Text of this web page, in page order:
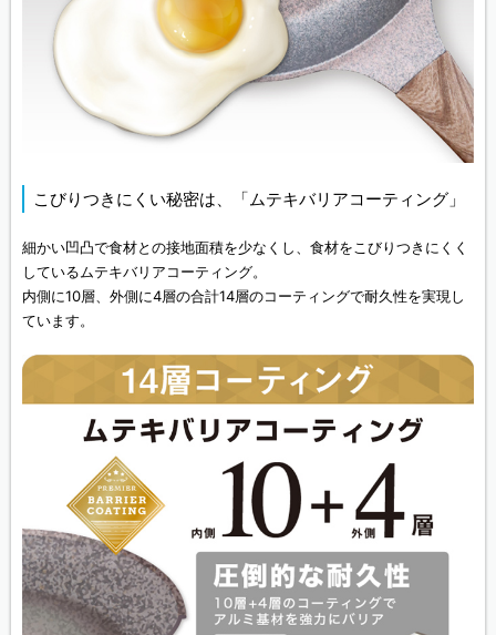
こびりつきにくい秘密は、「ムテキバリアコーティング」
細かい凹凸で食材との接地面積を少なくし、食材をこびりつきにくく
しているムテキバリアコーティング。
内側に10層、外側に4層の合計14層のコーティングで耐久性を実現し
ています。